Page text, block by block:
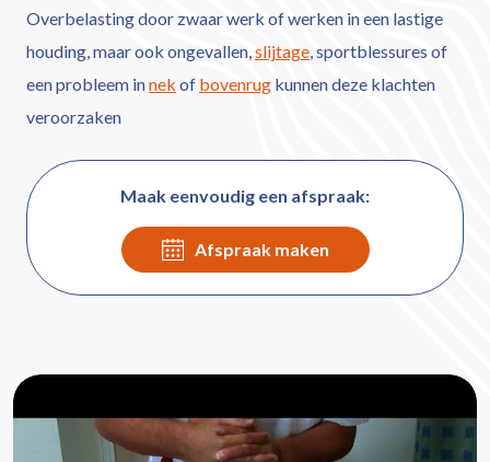
Overbelasting door zwaar werk of werken in een lastige
houding, maar ook ongevallen,slijtage, sportblessures of
een probleem innek of bovenrug kunnen deze klachten
veroorzaken
Maak eenvoudig een afspraak:
Afspraak maken